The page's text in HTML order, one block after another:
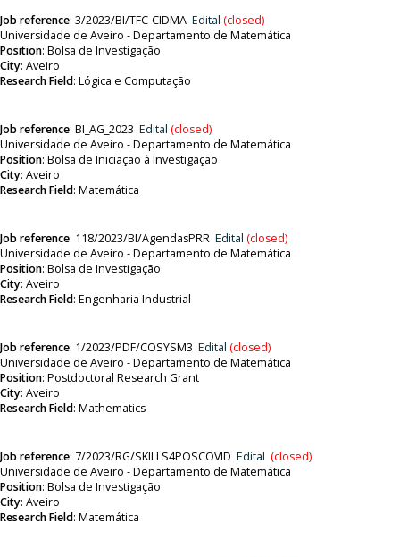
Job reference: 3/2023/BI/TFC-CIDMA Edital (closed)
Universidade de Aveiro - Departamento de Matemática
Position: Bolsa de Investigação
City: Aveiro
Research Field: Lógica e Computação
Job reference: BI_AG_2023 Edital (closed)
Universidade de Aveiro - Departamento de Matemática
Position: Bolsa de Iniciação à Investigação
City: Aveiro
Research Field: Matemática
Job reference: 118/2023/BI/AgendasPRR Edital (closed)
Universidade de Aveiro - Departamento de Matemática
Position: Bolsa de Investigação
City: Aveiro
Research Field: Engenharia Industrial
Job reference: 1/2023/PDF/COSYSM3 Edital (closed)
Universidade de Aveiro - Departamento de Matemática
Position: Postdoctoral Research Grant
City: Aveiro
Research Field: Mathematics
Job reference: 7/2023/RG/SKILLS4POSCOVID Edital (closed)
Universidade de Aveiro - Departamento de Matemática
Position: Bolsa de Investigação
City: Aveiro
Research Field: Matemática